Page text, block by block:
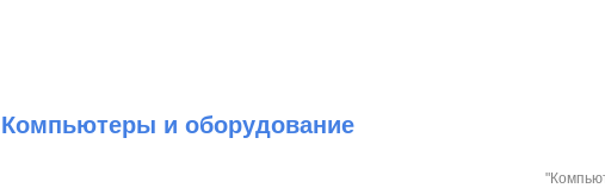
Компьютеры и оборудование